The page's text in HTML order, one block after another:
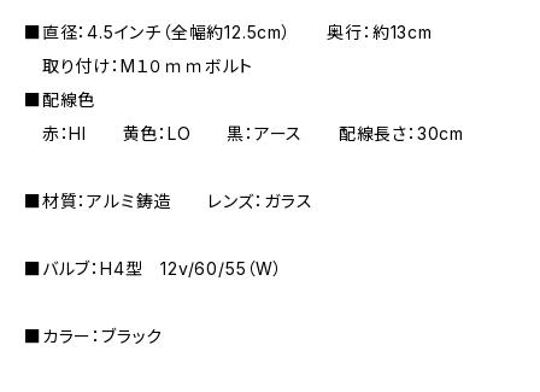
■直径：4.5インチ（全幅約12.5cm） 奥行：約13cm
取り付け：M１０ｍｍボルト
■配線色
赤：HI 黄色：LO 黒：アース 配線長さ：30cm
■材質：アルミ鋳造 レンズ：ガラス
■バルブ：H4型 12v/60/55（W）
■カラー：ブラック